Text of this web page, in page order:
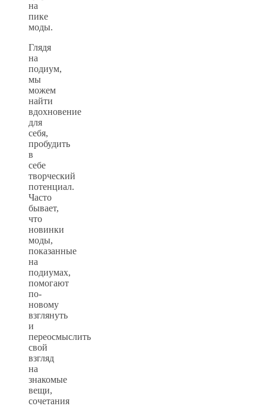
на
пике
моды.
Глядя
на
подиум,
мы
можем
найти
вдохновение
для
себя,
пробудить
в
себе
творческий
потенциал.
Часто
бывает,
что
новинки
моды,
показанные
на
подиумах,
помогают
по-
новому
взглянуть
и
переосмыслить
свой
взгляд
на
знакомые
вещи,
сочетания